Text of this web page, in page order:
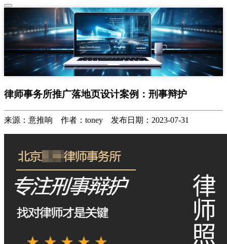
律师事务所推广落地页设计案例：刑事辩护
来源：意推响 作者：toney 发布日期：2023-07-31